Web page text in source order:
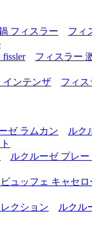
フィスラー
フィ
フィスラー
インテンザ
フィ
ゼ ラムカン
ルク
ルクルーゼ プレ
ュッフェ キャセロ
クション
ルクル